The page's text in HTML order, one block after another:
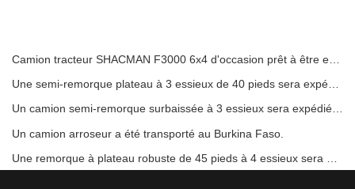
Un camion semi-remorque surbaissée à 3 essieux sera expédié au Cameroun.
Un camion arroseur a été transporté au Burkina Faso.